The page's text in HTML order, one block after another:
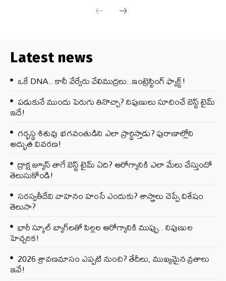
Latest news
ఒకే DNA.. కానీ వేర్వేరు వేలిముద్రలు..ఇంట్రెస్టింగ్ ఫ్యాక్ట్!
పడుకునే ముందు పెరుగు తినొచ్చా? నిపుణులు సూచించే బెస్ట్ టైమ్
ఇదే!
గర్భస్థ శిశువు భగవంతుడిని ఎలా ప్రార్థిస్తాడు? పురాణాల్లోని
అద్భుత వివరణ!
ద్రాక్ష జ్యూస్ తాగే బెస్ట్ టైమ్ ఏది? ఆరోగ్యానికి ఎలా మేలు చేస్తుందో
తెలుసుకోండి!
సరస్వతీదేవి వాహనం హంసే ఎందుకు? శాస్త్రాలు చెప్పే విశేషం
తెలుసా?
భారీ స్కూల్ బ్యాగ్‌లతో పిల్లల ఆరోగ్యానికి ముప్పు.. నిపుణుల
హెచ్చరిక!
2026 శ్రావణమాసం ఎప్పటి నుంచి? తేదీలు, ముఖ్యమైన వ్రతాలు
ఇవే!